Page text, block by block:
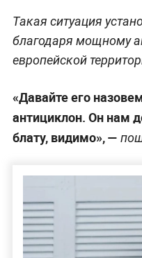
Такая ситуация
благодаря мощному
европейской
«Давайте его
антициклон. Он нам
блату, видимо», —